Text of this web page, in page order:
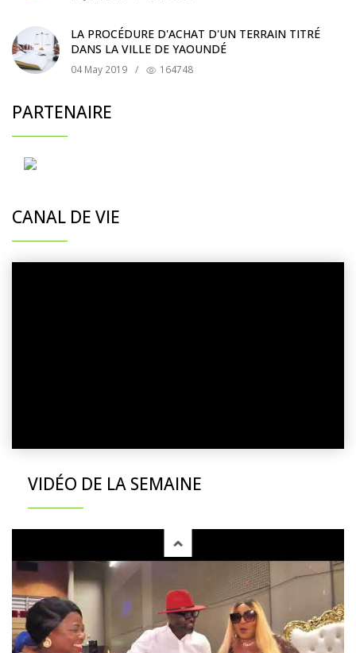
LA PROCÉDURE D'ACHAT D'UN TERRAIN TITRÉ
DANS LA VILLE DE YAOUNDÉ
04 May 2019 / 164748
PARTENAIRE
CANAL DE VIE
VIDÉO DE LA SEMAINE